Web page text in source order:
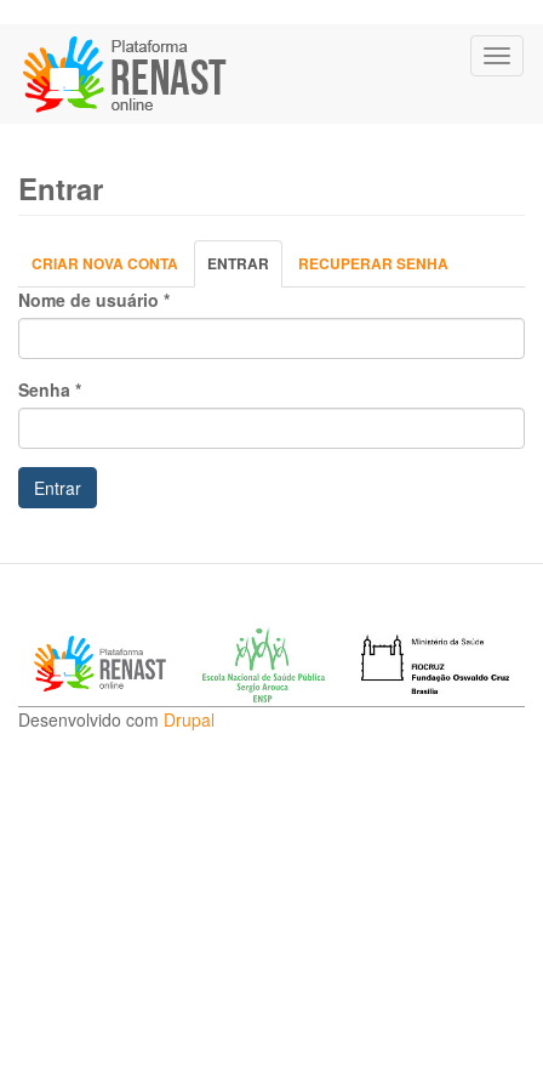
para
conteúdo
Entrar
Abas
primárias
CRIAR NOVA CONTA ENTRAR (ABA
ATIVA)
RECUPERAR SENHA
Nome de usuário *
Senha *
Entrar
Desenvolvido com Drupal